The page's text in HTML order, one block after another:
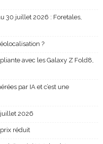
30 juillet 2026 : Foretales,
?
avec les Galaxy Z Fold8,
par IA et c’est une
juillet 2026
prix réduit